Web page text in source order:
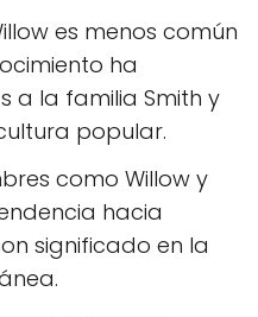
es menos común
ha
a la familia Smith y
popular.
como Willow y
hacia
significado en la